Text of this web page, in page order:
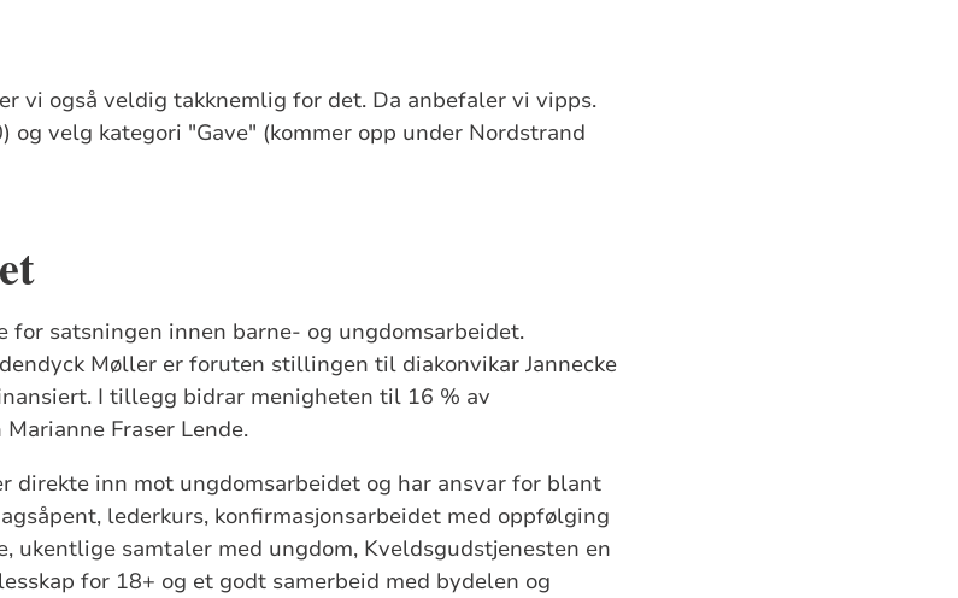
vi også veldig takknemlig for det. Da anbefaler vi vipps.
og velg kategori "Gave" (kommer opp under Nordstrand
for satsningen innen barne- og ungdomsarbeidet.
Møller er foruten stillingen til diakonvikar Jannecke
I tillegg bidrar menigheten til 16 % av
Fraser Lende.
direkte inn mot ungdomsarbeidet og har ansvar for blant
lederkurs, konfirmasjonsarbeidet med oppfølging
ukentlige samtaler med ungdom, Kveldsgudstjenesten en
for 18+ og et godt samerbeid med bydelen og